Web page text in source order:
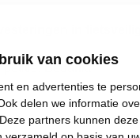
van cookies
en advertenties te
delen we informatie
partners kunnen
Bedankt